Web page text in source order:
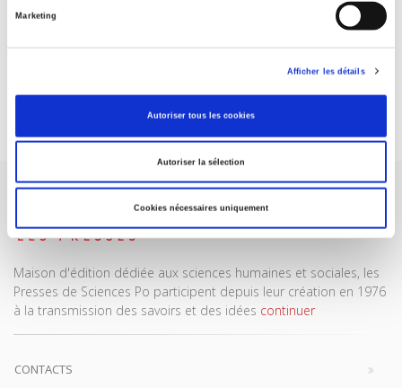
Marketing
Afficher les détails
Autoriser tous les cookies
Autoriser la sélection
Cookies nécessaires uniquement
ABONNEZ-VOUS À NOS
Je m’abonne
Maison d'édition dédiée aux sciences humaines et sociales, les
Presses de Sciences Po participent depuis leur création en 1976
à la transmission des savoirs et des idées continuer
CONTACTS